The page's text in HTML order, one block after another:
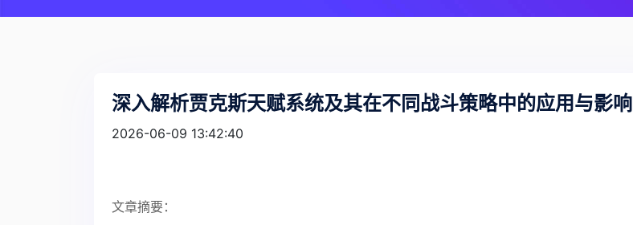
深入解析贾克斯天赋系统及其在不同战斗策略中的应用与影响
2026-06-09 13:42:40
文章摘要：